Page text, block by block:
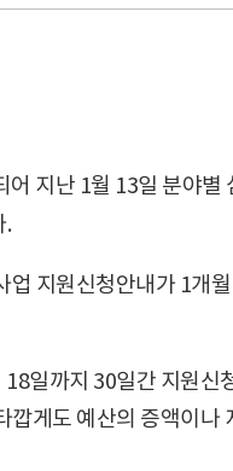
지난 1월 13일 분야
.
지원신청안내가 1개
일까지 30일간 지원신
게도 예산의 증액이